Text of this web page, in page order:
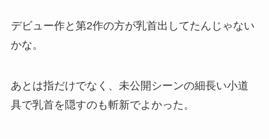
デビュー作と第2作の方が乳首出してたんじゃない
かな。
あとは指だけでなく、未公開シーンの細長い小道
具で乳首を隠すのも斬新でよかった。